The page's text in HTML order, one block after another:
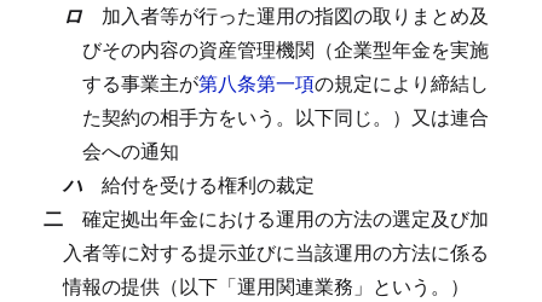
ロ 加入者等が行った運用の指図の取りまとめ及
びその内容の資産管理機関（企業型年金を実施
する事業主が第八条第一項の規定により締結し
た契約の相手方をいう。以下同じ。）又は連合
会への通知
ハ 給付を受ける権利の裁定
二 確定拠出年金における運用の方法の選定及び加
入者等に対する提示並びに当該運用の方法に係る
情報の提供（以下「運用関連業務」という。）